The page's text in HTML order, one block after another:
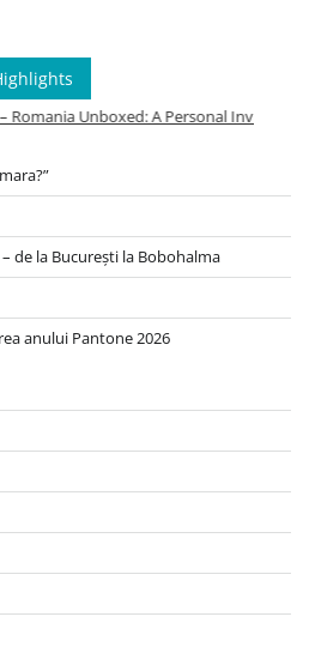
Romania Unboxed: A Personal Invitation
de la București la Bobohalma
anului Pantone 2026